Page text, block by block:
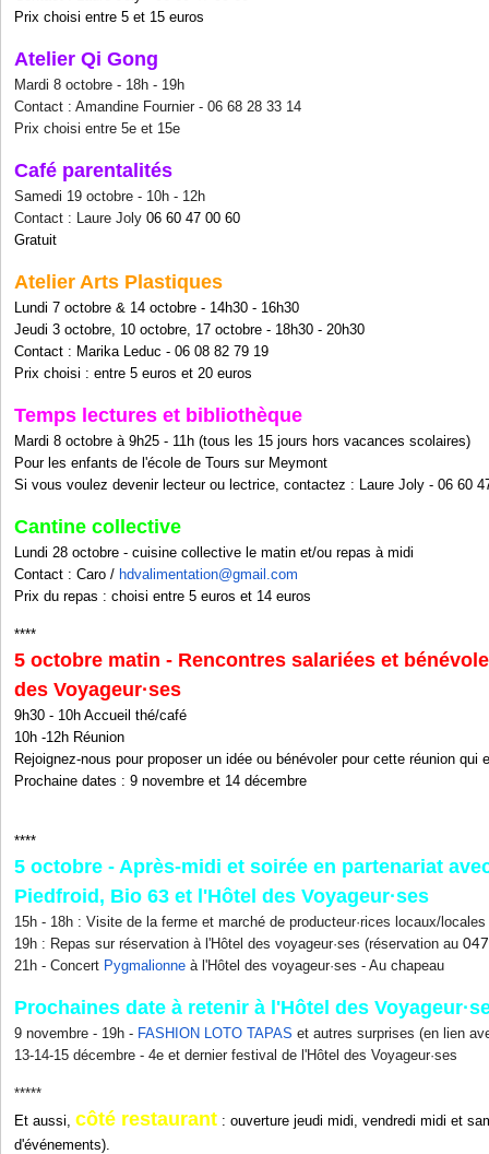
Prix choisi entre 5 et 15 euros
Atelier Qi Gong
Mardi 8 octobre - 18h - 19h
Contact : Amandine Fournier - 06 68 28 33 14
Prix choisi entre 5e et 15e
Café parentalités
Samedi 19 octobre - 10h - 12h
Contact : Laure Joly 06 60 47 00 60
Gratuit
Atelier Arts Plastiques
Lundi 7 octobre & 14 octobre - 14h30 - 16h30
Jeudi 3 octobre, 10 octobre, 17 octobre - 18h30 - 20h30
Contact : Marika Leduc - 06 08 82 79 19
Prix choisi : entre 5 euros et 20 euros
Temps lectures et bibliothèque
Mardi 8 octobre à 9h25 - 11h (tous les 15 jours hors vacances scolaires)
Pour les enfants de l'école de Tours sur Meymont
Si vous voulez devenir lecteur ou lectrice, contactez : Laure Joly - 06 60
Cantine collective
Lundi 28 octobre - cuisine collective le matin et/ou repas à midi
Contact : Caro / hdvalimentation@gmail.com
Prix du repas : choisi entre 5 euros et 14 euros
****
5 octobre matin - Rencontres salariées et
des Voyageur·ses
9h30 - 10h Accueil thé/café
10h -12h Réunion
Rejoignez-nous pour proposer un idée ou bénévoler pour cette réunion qui
Prochaine dates : 9 novembre et 14 décembre
****
5 octobre - Après-midi et soirée en partenariat
Piedfroid, Bio 63 et l'Hôtel des Voyageur·ses
15h - 18h : Visite de la ferme et marché de producteur·rices locaux/
19h : Repas sur réservation à l'Hôtel des voyageur·ses (réservation au
21h - Concert Pygmalionne à l'Hôtel des voyageur·ses - Au chapeau
Prochaines date à retenir à l'Hôtel des
9 novembre - 19h - FASHION LOTO TAPAS et autres surprises (en lien
13-14-15 décembre - 4e et dernier festival de l'Hôtel des Voyageur·ses
*****
Et aussi, côté restaurant : ouverture jeudi midi, vendredi midi et
d'événements).